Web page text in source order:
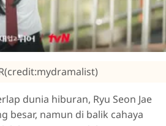
dunia hiburan, Ryu Seon Jae
besar, namun di balik cahaya